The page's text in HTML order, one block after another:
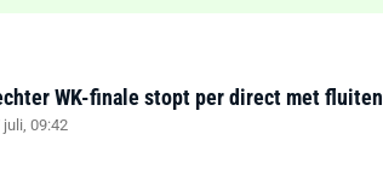
WK-finale stopt per direct met fluiten
juli, 09:42